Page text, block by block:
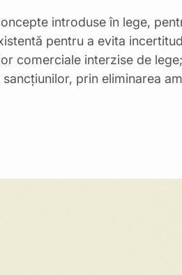
introduse în lege,
pentru a evita
comerciale interzise de lege;
prin eliminarea